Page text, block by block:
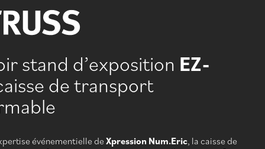
Comptoirs, éclairages, supports,
Voir tout
Découvrez toutes les possibilités, de
la conception à la logistique
Lettrage, vinyle et givrage
stand d’exposition EZ-
de transport
événementielle de Xpression Num.Eric, la caisse de